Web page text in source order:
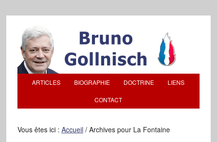
ARTICLES BIOGRAPHIE DOCTRINE LIENS
CONTACT
Vous êtes ici : Accueil /Archives pour La Fontaine